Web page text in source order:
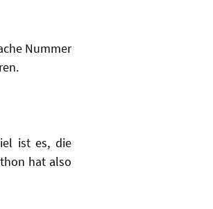
Nummer
ist es, die
hat also